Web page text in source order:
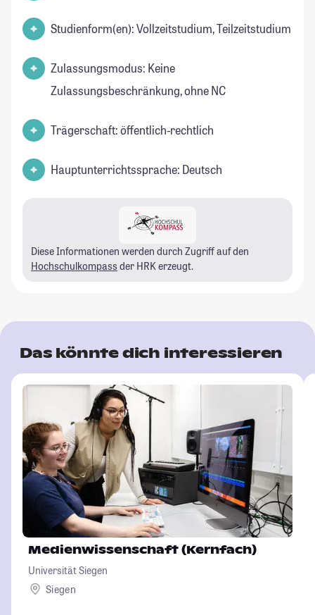
Studienform(en): Vollzeitstudium, Teilzeitstudium
Zulassungsmodus: Keine
Zulassungsbeschränkung, ohne NC
Trägerschaft: öffentlich-rechtlich
Hauptunterrichtssprache: Deutsch
Diese Informationen werden durch Zugriff auf den
Hochschulkompass der HRK erzeugt.
Das könnte dich interessieren
Medienwissenschaft (Kernfach)
Universität Siegen
Siegen